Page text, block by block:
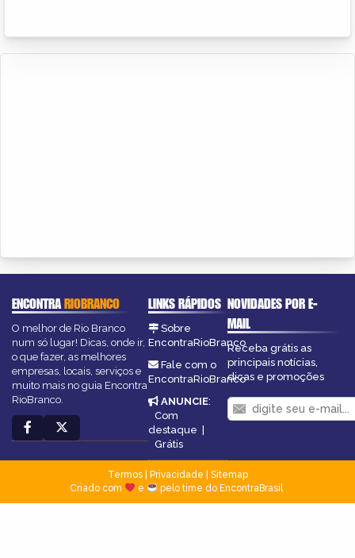
ENCONTRARIOBRANCO
O melhor de Rio Branco
num só lugar! Dicas, onde ir,
o que fazer, as melhores
empresas, locais, serviços e
muito mais no guia Encontra
RioBranco.
LINKS RÁPIDOS
Sobre
EncontraRioBranco
Fale com o
EncontraRioBranco
ANUNCIE:
Com
destaque |
Grátis
NOVIDADES POR E-
MAIL
Receba grátis as
principais notícias,
dicas e promoções
Termos| Privacidade
Sitemap
Criado com
e pelo time do EncontraBrasil